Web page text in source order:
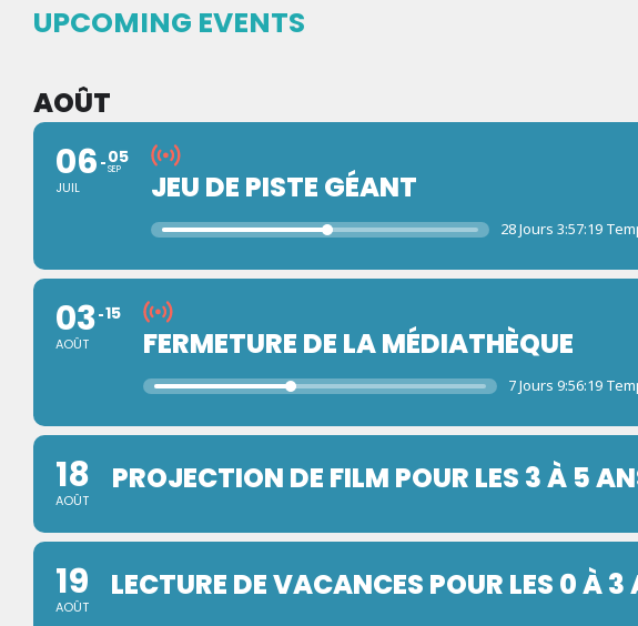
UPCOMING EVENTS
AOÛT
06
JUIL
05
SEP JEU DE PISTE GÉANT
28 Jours 3:57:18
03
AOÛT
15
FERMETURE DE LA MÉDIATHÈQUE
7 Jours 9:56:18
18
AOÛT
PROJECTION DE FILM POUR LES 3 À 5
19
AOÛT
LECTURE DE VACANCES POUR LES 0 À 3